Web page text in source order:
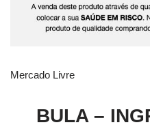
Mercado Livre
BULA –